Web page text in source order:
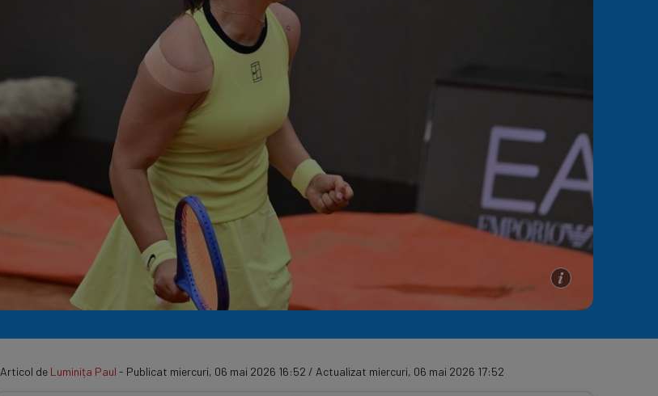
Serie A
Echipe
Program TV
Articol de Luminița Paul - Publicat miercuri, 06 mai 2026 16:52 / Actualizat miercuri, 06 mai 2026 17:52